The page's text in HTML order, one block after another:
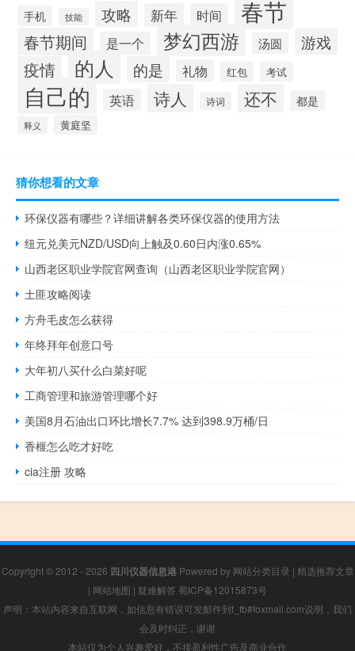
手机 技能 攻略 新年 时间 春节
春节期间 是一个 梦幻西游 汤圆 游戏
疫情 的人 的是 礼物 红包 考试
自己的 英语 诗人 诗词 还不 都是
释义 黄庭坚
猜你想看的文章
环保仪器有哪些？详细讲解各类环保仪器的使用方法
纽元兑美元NZD/USD向上触及0.60日内涨0.65%
山西老区职业学院官网查询（山西老区职业学院官网）
土匪攻略阅读
方舟毛皮怎么获得
年终拜年创意口号
大年初八买什么白菜好呢
工商管理和旅游管理哪个好
美国8月石油出口环比增长7.7% 达到398.9万桶/日
香榧怎么吃才好吃
cia注册 攻略
Copyright © 2012 - 2026 四川仪器信息港Powered by 网站分类目录 | 精选推荐文章
| 网站地图 | 疑难解答 蜀ICP备12015873号
声明：本站内容来自互联网，如信息有错误可发邮件到f_fb#foxmail.com说明，我们
会及时纠正，谢谢
本站仅为个人兴趣爱好，不接盈利性广告及商业合作